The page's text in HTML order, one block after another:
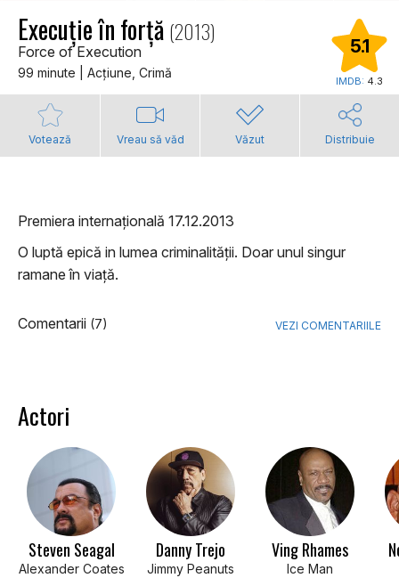
Execuție în forță (2013)
Force of Execution
99 minute | Acţiune, Crimă
5.1
IMDB: 4.3
Votează Vreau să văd Văzut Distribuie
Premiera internațională 17.12.2013
O luptă epică in lumea criminalității. Doar unul singur
ramane în viață.
Comentarii (7) VEZI COMENTARIILE
Actori
Steven Seagal
Alexander Coates
Danny Trejo
Jimmy Peanuts
Ving Rhames
Ice Man